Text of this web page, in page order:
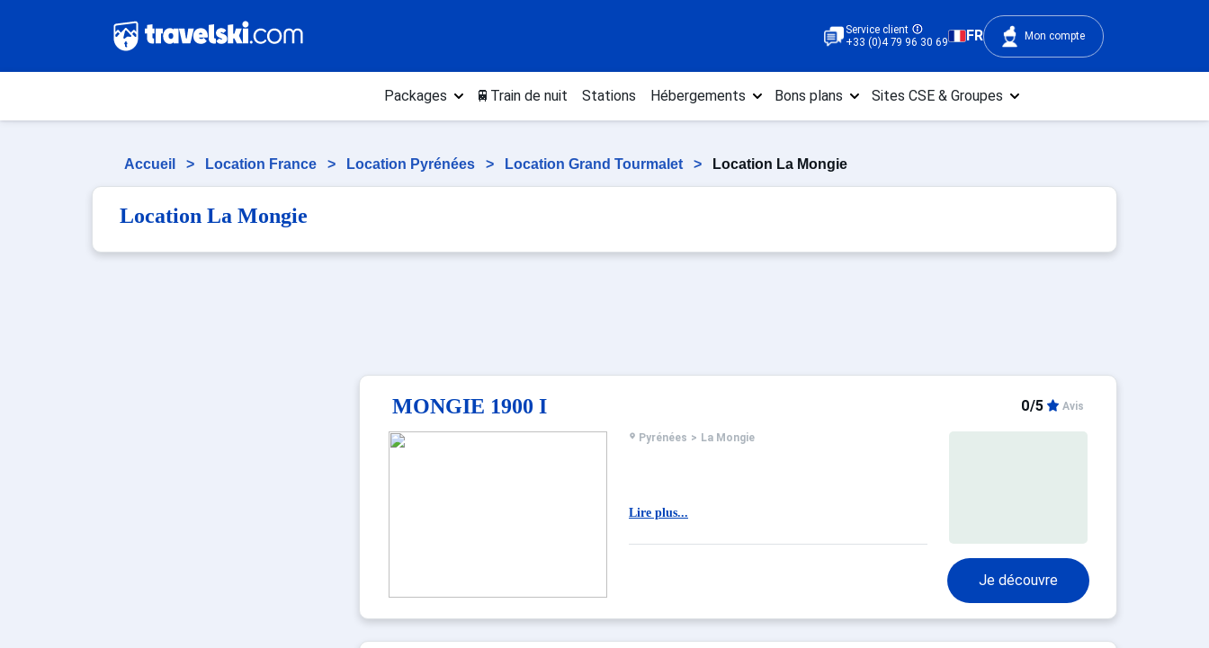
Service client
+33 (0)4 79 96 30 69
FR Mon compte
Packages 🚆Train de nuit Stations Hébergements Bons plans Sites CSE & Groupes
Accueil > Location France > Location Pyrénées > Location Grand Tourmalet > Location La Mongie
Location La Mongie
MONGIE 1900 I 0/5 Avis
Pyrénées > La Mongie
Lire plus...
Je découvre